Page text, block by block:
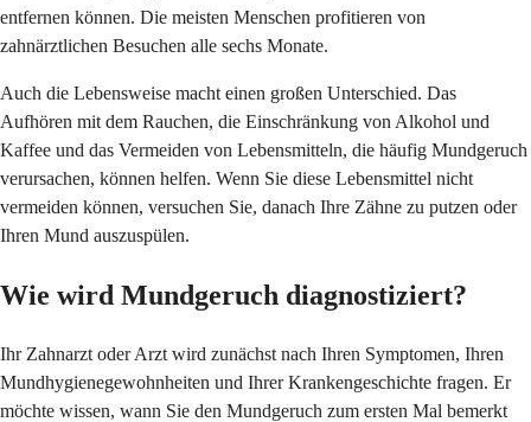
entfernen können. Die meisten Menschen profitieren von
zahnärztlichen Besuchen alle sechs Monate.
Auch die Lebensweise macht einen großen Unterschied. Das
Aufhören mit dem Rauchen, die Einschränkung von Alkohol und
Kaffee und das Vermeiden von Lebensmitteln, die häufig Mundgeruch
verursachen, können helfen. Wenn Sie diese Lebensmittel nicht
vermeiden können, versuchen Sie, danach Ihre Zähne zu putzen oder
Ihren Mund auszuspülen.
Wie wird Mundgeruch diagnostiziert?
Ihr Zahnarzt oder Arzt wird zunächst nach Ihren Symptomen, Ihren
Mundhygienegewohnheiten und Ihrer Krankengeschichte fragen. Er
möchte wissen, wann Sie den Mundgeruch zum ersten Mal bemerkt